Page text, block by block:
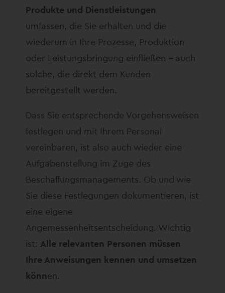
Produkte und Dienstleistungen
umfassen, die Sie erhalten und die
wiederum in Ihre Prozesse, Produktion
oder Leistungsbringung einfließen – auch
solche, die direkt dem Kunden
bereitgestellt werden.
Dass Sie entsprechende Vorgehensweisen
festlegen und mit Ihrem Personal
vereinbaren, ist also auch wieder eine
Aufgabenstellung im Zuge des
Beschaffungsmanagements. Ob und wie
Sie diese Festlegungen dokumentieren, ist
eine eigene
Angemessenheitsentscheidung. Wichtig
ist: Alle relevanten Personen müssen
Ihre Anweisungen kennen und umsetzen
können.